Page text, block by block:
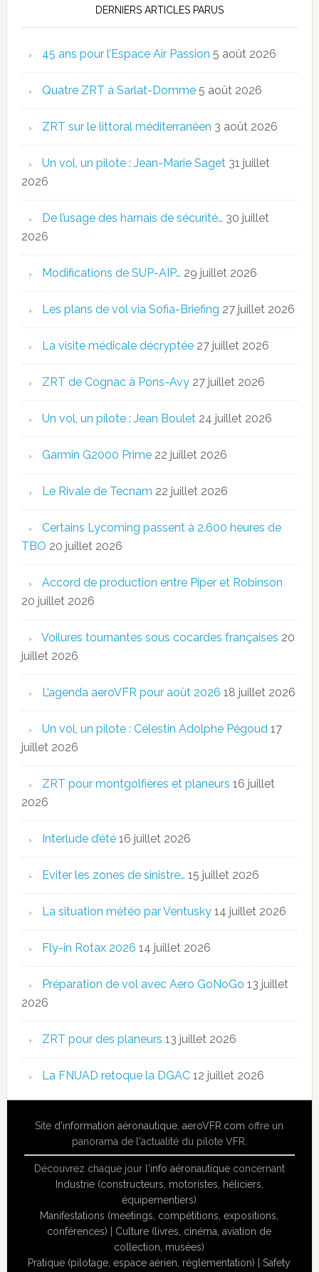
DERNIERS ARTICLES PARUS
45 ans pour l’Espace Air Passion 5 août 2026
Quatre ZRT à Sarlat-Domme 5 août 2026
ZRT sur le littoral méditerranéen 3 août 2026
Un vol, un pilote : Jean-Marie Saget 31 juillet
2026
De l’usage des harnais de sécurité… 30 juillet
2026
Modifications de SUP-AIP… 29 juillet 2026
Les plans de vol via Sofia-Briefing 27 juillet 2026
La visite médicale décryptée 27 juillet 2026
ZRT de Cognac à Pons-Avy 27 juillet 2026
Un vol, un pilote : Jean Boulet 24 juillet 2026
Garmin G2000 Prime 22 juillet 2026
Le Rivale de Tecnam 22 juillet 2026
Certains Lycoming passent à 2.600 heures de
TBO 20 juillet 2026
Accord de production entre Piper et Robinson
20 juillet 2026
Voilures tournantes sous cocardes françaises 20
juillet 2026
L’agenda aeroVFR pour août 2026 18 juillet 2026
Un vol, un pilote : Célestin Adolphe Pégoud 17
juillet 2026
ZRT pour montgolfières et planeurs 16 juillet
2026
Interlude d’été 16 juillet 2026
Eviter les zones de sinistre… 15 juillet 2026
La situation météo par Ventusky 14 juillet 2026
Fly-in Rotax 2026 14 juillet 2026
Préparation de vol avec Aero GoNoGo 13 juillet
2026
ZRT pour des planeurs 13 juillet 2026
La FNUAD retoque la DGAC 12 juillet 2026
Site d'information aéronautique,aeroVFR.com offre un
panorama de l'actualité du pilote VFR.
Découvrez chaque jour l'info aéronautiqueconcernant
Industrie (constructeurs, motoristes, héliciers,
équipementiers)
Manifestations (meetings, compétitions, expositions,
conférences)
Culture (livres, cinéma, aviation de
collection, musées)
Pratique (pilotage, espace aérien, réglementation) |Safety